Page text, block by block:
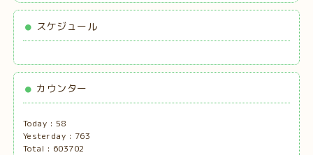
スケジュール
カウンター
Today : 58
Yesterday : 763
Total : 603702